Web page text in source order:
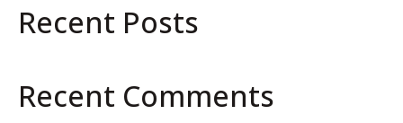
Recent Posts
Recent Comments